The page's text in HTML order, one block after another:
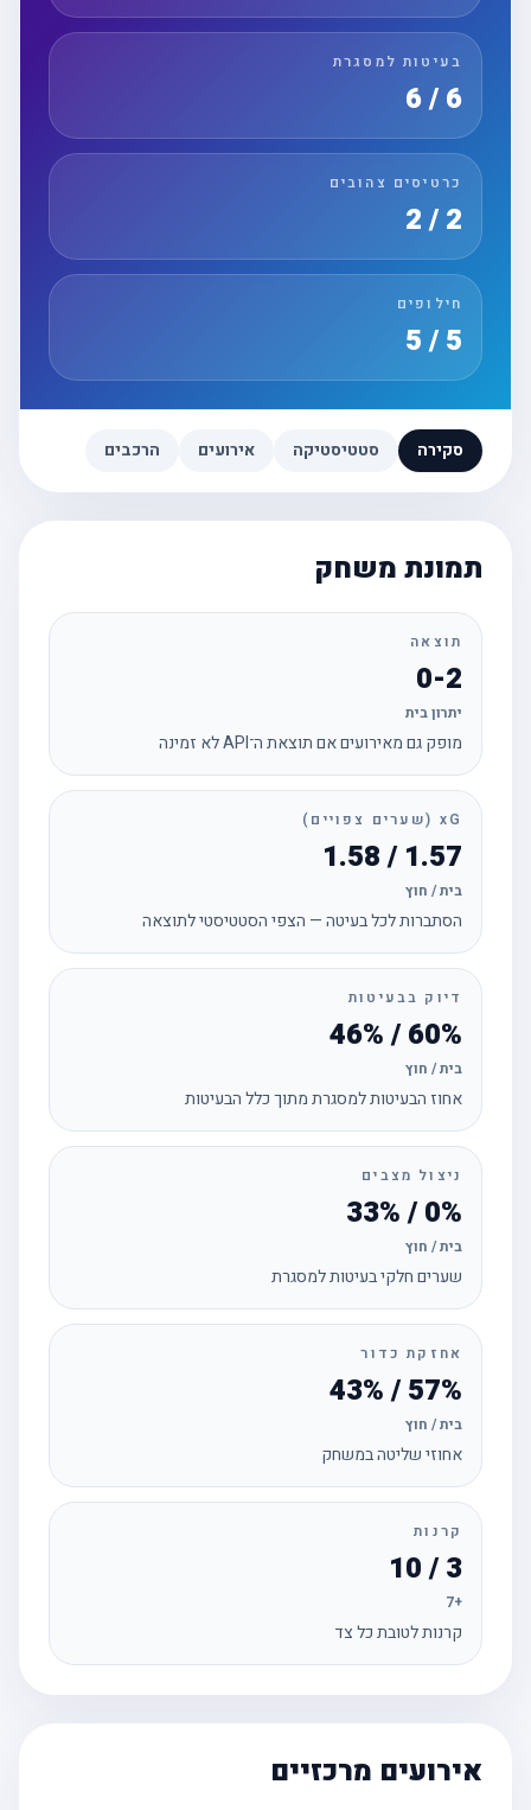
בעיטות למסגרת
6 / 6
כרטיסים צהובים
חילופים
סקירה סטטיסטיקה אירועים הרכבים
תמונת משחק
תוצאה
0-2
יתרון בית
מופק גם מאירועים אם תוצאת ה־API לא זמינה
xG (שערים צפויים)
1.57 / 1.58
בית / חוץ
הסתברות לכל בעיטה — הצפי הסטטיסטי לתוצאה
דיוק בבעיטות
60% / 46%
בית / חוץ
אחוז הבעיטות למסגרת מתוך כלל הבעיטות
ניצול מצבים
0% / 33%
בית / חוץ
שערים חלקי בעיטות למסגרת
אחזקת כדור
57% / 43%
בית / חוץ
אחוזי שליטה במשחק
קרנות
3 / 10
קרנות לטובת כל צד
אירועים מרכזיים